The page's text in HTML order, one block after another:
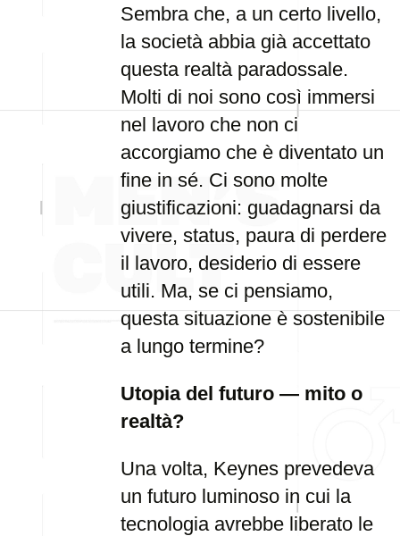
Sembra che, a un certo livello,
la società abbia già accettato
questa realtà paradossale.
Molti di noi sono così immersi
nel lavoro che non ci
accorgiamo che è diventato un
fine in sé. Ci sono molte
giustificazioni: guadagnarsi da
vivere, status, paura di perdere
il lavoro, desiderio di essere
utili. Ma, se ci pensiamo,
questa situazione è sostenibile
a lungo termine?
Utopia del futuro — mito o
realtà?
Una volta, Keynes prevedeva
un futuro luminoso in cui la
tecnologia avrebbe liberato le